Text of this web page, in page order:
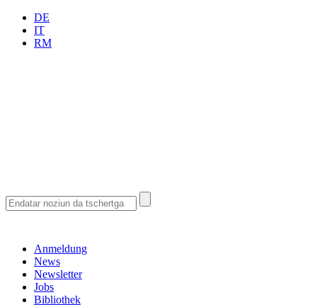
DE
IT
RM
Anmeldung
News
Newsletter
Jobs
Bibliothek